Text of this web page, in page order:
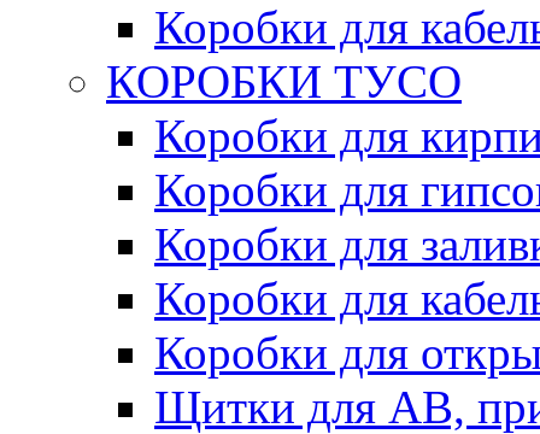
Коробки для
КОРОБКИ ТУСО
Коробки для
Коробки для
Коробки для
Коробки для
Коробки для
Щитки для АВ,